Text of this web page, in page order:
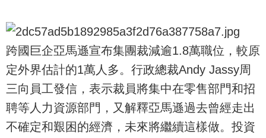
跨國巨企亞馬遜宣布集團裁減逾1.8萬職位，較原
定外界估計的1萬人多。行政總裁Andy Jassy周
三向員工發信，表示裁員將集中在零售部門和招
聘等人力資源部門，又解釋亞馬遜過去曾經走出
不確定和艱困的經濟，未來將繼續這樣做。投資